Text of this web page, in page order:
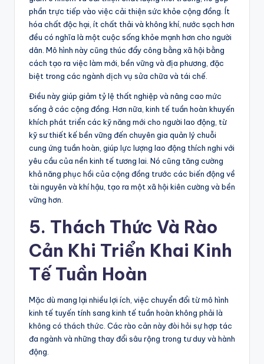
phần trực tiếp vào việc cải thiện sức khỏe cộng đồng. Ít
hóa chất độc hại, ít chất thải và không khí, nước sạch hơn
đều có nghĩa là một cuộc sống khỏe mạnh hơn cho người
dân. Mô hình này cũng thúc đẩy công bằng xã hội bằng
cách tạo ra việc làm mới, bền vững và địa phương, đặc
biệt trong các ngành dịch vụ sửa chữa và tái chế.
Điều này giúp giảm tỷ lệ thất nghiệp và nâng cao mức
sống ở các cộng đồng. Hơn nữa, kinh tế tuần hoàn khuyến
khích phát triển các kỹ năng mới cho người lao động, từ
kỹ sư thiết kế bền vững đến chuyên gia quản lý chuỗi
cung ứng tuần hoàn, giúp lực lượng lao động thích nghi với
yêu cầu của nền kinh tế tương lai. Nó cũng tăng cường
khả năng phục hồi của cộng đồng trước các biến động về
tài nguyên và khí hậu, tạo ra một xã hội kiên cường và bền
vững hơn.
5. Thách Thức Và Rào
Cản Khi Triển Khai Kinh
Tế Tuần Hoàn
Mặc dù mang lại nhiều lợi ích, việc chuyển đổi từ mô hình
kinh tế tuyến tính sang kinh tế tuần hoàn không phải là
không có thách thức. Các rào cản này đòi hỏi sự hợp tác
đa ngành và những thay đổi sâu rộng trong tư duy và hành
động.